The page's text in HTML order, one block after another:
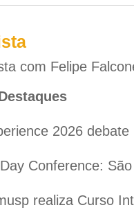
com Felipe
2026
Conference:
realiza Curso